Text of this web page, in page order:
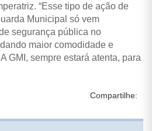
“Esse tipo de ação de
Municipal só vem
segurança pública no
maior comodidade e
GMI, sempre estará atenta, para
Compartilhe: